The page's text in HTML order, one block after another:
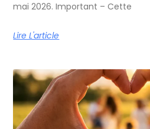
mai 2026. Important – Cette
Lire L'article